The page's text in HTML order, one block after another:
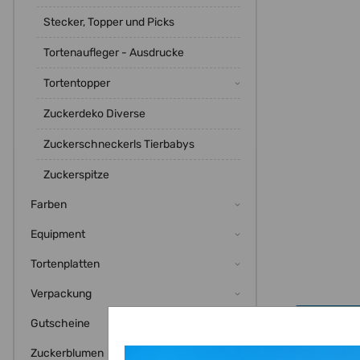
Stecker, Topper und Picks
Tortenaufleger - Ausdrucke
Tortentopper
Zuckerdeko Diverse
Zuckerschneckerls Tierbabys
Zuckerspitze
Farben
Equipment
Tortenplatten
Verpackung
Gutscheine
Zuckerblumen